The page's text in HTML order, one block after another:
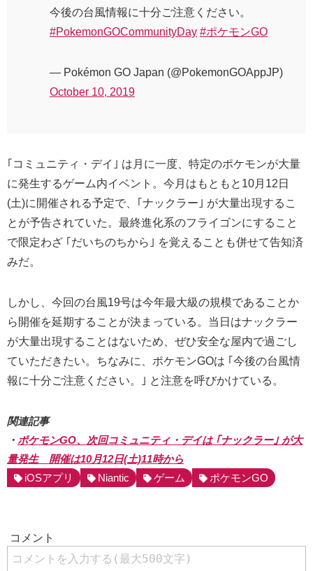
今後の台風情報に十分ご注意ください。
#PokemonGOCommunityDay #ポケモンGO
— Pokémon GO Japan (@PokemonGOAppJP)
October 10, 2019
｢コミュニティ・デイ｣ は月に一度、特定のポケモンが大量
に発生するゲーム内イベント。今月はもともと10月12日
(土)に開催される予定で、｢ナックラー｣ が大量出現するこ
とが予告されていた。最終進化系のフライゴンにすること
で限定わざ ｢だいちのちから｣ を覚えることも併せて告知済
みだ。
しかし、今回の台風19号は今年最大級の規模であることか
ら開催を延期することが決まっている。当日はナックラー
が大量出現することはないため、ぜひ安全な屋内で過ごし
ていただきたい。ちなみに、ポケモンGOは ｢今後の台風情
報に十分ご注意ください。｣ と注意を呼びかけている。
関連記事
・ ポケモンGO、次回コミュニティ・デイは ｢ナックラー｣ が大
量発生 開催は10月12日(土)11時から
iOSアプリ
Niantic ゲーム ポケモンGO